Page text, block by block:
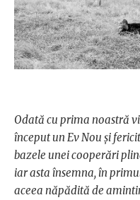
Odată cu prima noastră
început un Ev Nou şi
bazele unei cooperări
iar asta însemna, în
aceea năpădită de